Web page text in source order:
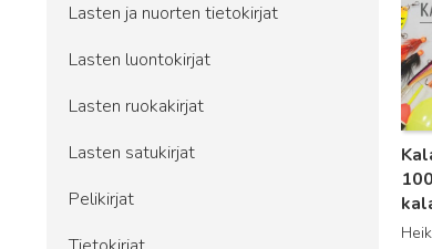
Lasten ja nuorten tietokirjat
Lasten luontokirjat
Lasten ruokakirjat
Lasten satukirjat
Pelikirjat